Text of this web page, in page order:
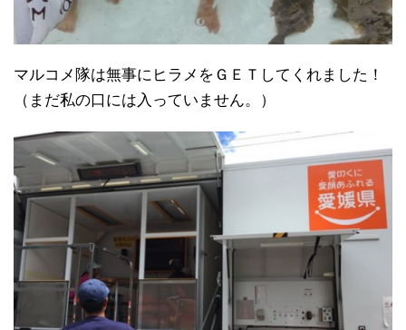
マルコメ隊は無事にヒラメをＧＥＴしてくれました！
（まだ私の口には入っていません。）